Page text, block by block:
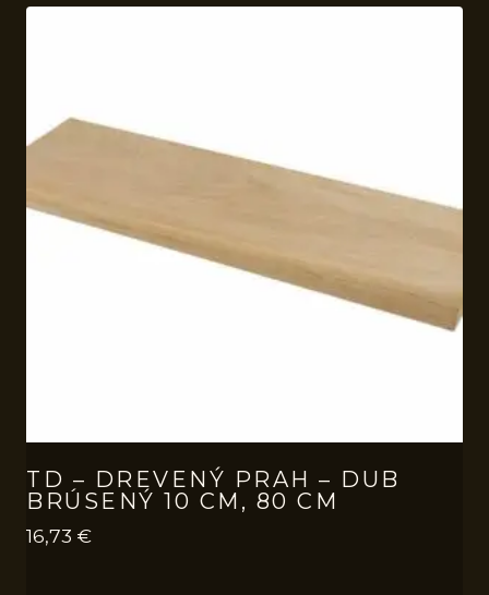
TD – DREVENÝ PRAH – DUB
BRÚSENÝ 10 CM, 80 CM
16,73 €